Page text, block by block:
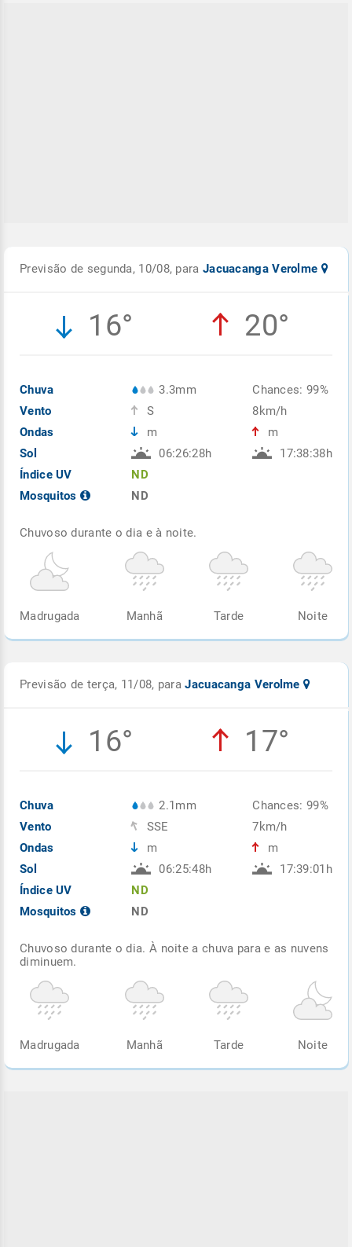
Previsão de segunda, 10/08, para Jacuacanga Verolme
16° 20°
Chuva
Vento
Ondas
Sol
Índice UV
Mosquitos
3.3mm
S
m
06:26:28h
ND
ND
Chances: 99%
8km/h
m
17:38:38h
Chuvoso durante o dia e à noite.
Madrugada Manhã Tarde Noite
Previsão de terça, 11/08, paraJacuacanga Verolme
16° 17°
Chuva
Vento
Ondas
Sol
Índice UV
Mosquitos
2.1mm
SSE
m
06:25:48h
ND
ND
Chances: 99%
7km/h
m
17:39:01h
Chuvoso durante o dia. À noite a chuva para e as nuvens
diminuem.
Madrugada Manhã Tarde Noite